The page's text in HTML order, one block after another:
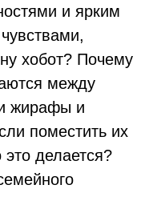
и ярким
хобот? Почему
между
жирафы и
поместить их
делается?